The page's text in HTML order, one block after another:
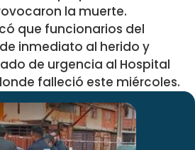
la muerte.
que funcionarios del
inmediato al herido y
de urgencia al Hospital
falleció este miércoles.